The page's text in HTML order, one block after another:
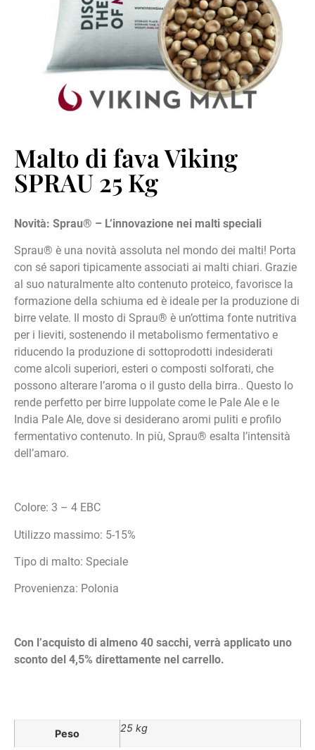
Malto di fava Viking
SPRAU 25 Kg
Novità: Sprau® – L’innovazione nei malti speciali
Sprau® è una novità assoluta nel mondo dei malti! Porta
con sé sapori tipicamente associati ai malti chiari. Grazie
al suo naturalmente alto contenuto proteico, favorisce la
formazione della schiuma ed è ideale per la produzione di
birre velate. Il mosto di Sprau® è un’ottima fonte nutritiva
per i lieviti, sostenendo il metabolismo fermentativo e
riducendo la produzione di sottoprodotti indesiderati
come alcoli superiori, esteri o composti solforati, che
possono alterare l’aroma o il gusto della birra.. Questo lo
rende perfetto per birre luppolate come le Pale Ale e le
India Pale Ale, dove si desiderano aromi puliti e profilo
fermentativo contenuto. In più, Sprau® esalta l’intensità
dell’amaro.
Colore: 3 – 4 EBC
Utilizzo massimo: 5-15%
Tipo di malto: Speciale
Provenienza: Polonia
Con l’acquisto di almeno 40 sacchi, verrà applicato uno
sconto del 4,5% direttamente nel carrello.
Peso 25 kg